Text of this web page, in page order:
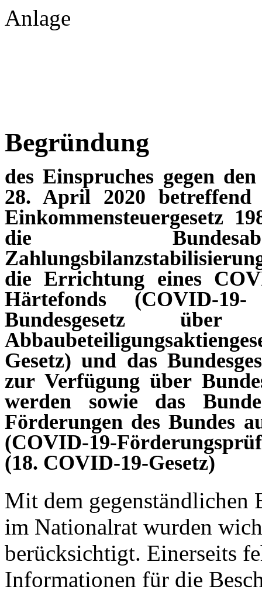
Anlage
Begründung
des Einspruches gegen
28. April 2020 betreffend
Einkommensteuergesetz
die
die Errichtung eines
Härtefonds (COVID-19-
Bundesgesetz
Gesetz) und das
zur Verfügung über
werden sowie das
Förderungen des Bundes
(COVID-19-
(18. COVID-19-Gesetz)
Mit dem gegenständlichen
im Nationalrat wurden
berücksichtigt. Einerseits
Informationen für die